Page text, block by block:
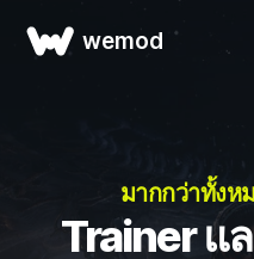
wemod
มากกว่าทั้งห
Trainer แ